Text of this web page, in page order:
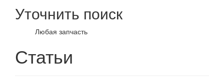
Уточнить поиск
Любая запчасть
Статьи